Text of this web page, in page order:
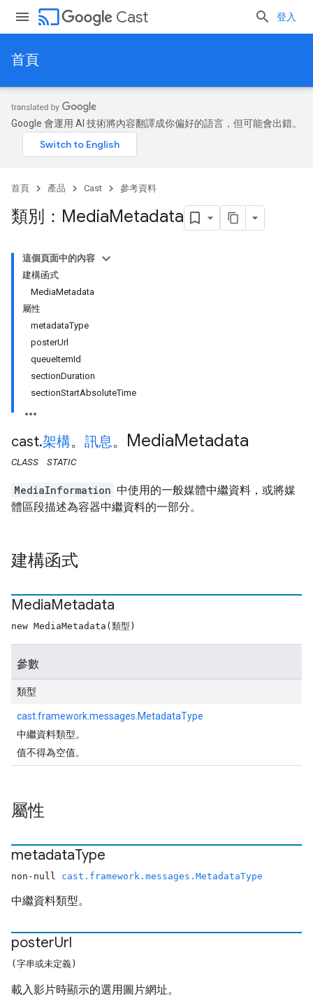
cast Cast 登入
首頁
Google 會運用 AI 技術將內容翻譯成你偏好的語言，但可能會出錯。
首頁 產品 Cast 參考資料
類別：MediaMetadata
這個頁面中的內容
建構函式
MediaMetadata
屬性
metadataType
posterUrl
queueItemId
sectionDuration
sectionStartAbsoluteTime
cast.架構。 訊息。 MediaMetadata
CLASS STATIC
MediaInformation 中使用的一般媒體中繼資料，或將媒
體區段描述為容器中繼資料的一部分。
建構函式
MediaMetadata
new MediaMetadata(類型)
參數
類型
cast.framework.messages.MetadataType
中繼資料類型。
值不得為空值。
屬性
metadataType
non-null cast.framework.messages.MetadataType
中繼資料類型。
posterUrl
(字串或未定義)
載入影片時顯示的選用圖片網址。